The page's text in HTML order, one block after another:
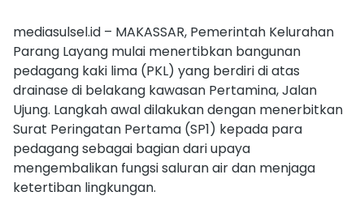
mediasulsel.id – MAKASSAR, Pemerintah Kelurahan
Parang Layang mulai menertibkan bangunan
pedagang kaki lima (PKL) yang berdiri di atas
drainase di belakang kawasan Pertamina, Jalan
Ujung. Langkah awal dilakukan dengan menerbitkan
Surat Peringatan Pertama (SP1) kepada para
pedagang sebagai bagian dari upaya
mengembalikan fungsi saluran air dan menjaga
ketertiban lingkungan.